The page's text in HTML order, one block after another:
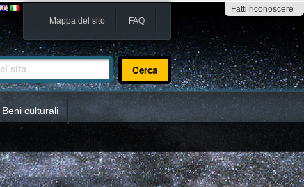
Fatti riconoscere
Mappa del sito FAQ
Beni culturali